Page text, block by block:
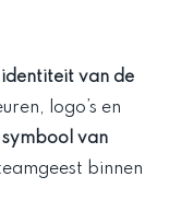
identiteit van de
logo’s en
van
binnen